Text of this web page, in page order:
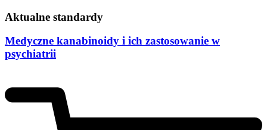
Aktualne standardy
Medyczne kanabinoidy i ich zastosowanie w
psychiatrii